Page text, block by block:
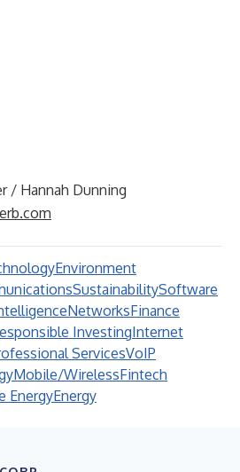
/ Hannah Dunning
Environment
SustainabilitySoftware
NetworksFinance
InvestingInternet
ServicesVoIP
Mobile/WirelessFintech
EnergyEnergy